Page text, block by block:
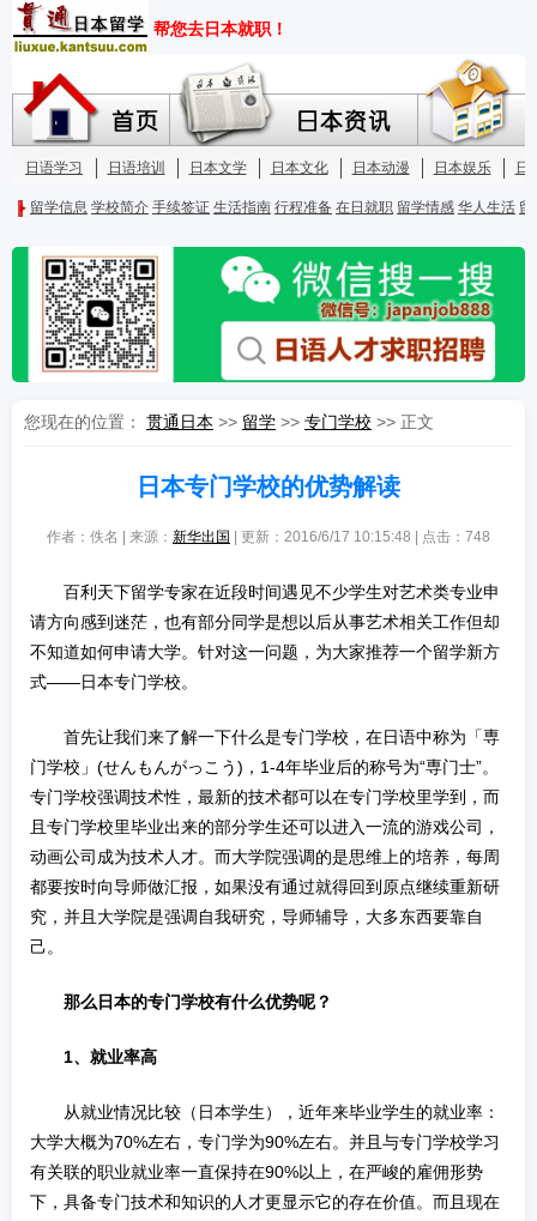
您现在的位置： 贯通日本 >> 留学 >> 专门学校 >> 正文
日本专门学校的优势解读
作者：佚名 | 来源： 新华出国 | 更新：2016/6/17 10:15:48 | 点击： 748
百利天下留学专家在近段时间遇见不少学生对艺术类专业申
请方向感到迷茫，也有部分同学是想以后从事艺术相关工作但却
不知道如何申请大学。针对这一问题，为大家推荐一个留学新方
式——日本专门学校。
首先让我们来了解一下什么是专门学校，在日语中称为「専
门学校」(せんもんがっこう)，1-4年毕业后的称号为“専门士”。
专门学校强调技术性，最新的技术都可以在专门学校里学到，而
且专门学校里毕业出来的部分学生还可以进入一流的游戏公司，
动画公司成为技术人才。而大学院强调的是思维上的培养，每周
都要按时向导师做汇报，如果没有通过就得回到原点继续重新研
究，并且大学院是强调自我研究，导师辅导，大多东西要靠自
己。
那么日本的专门学校有什么优势呢？
1、就业率高
从就业情况比较（日本学生），近年来毕业学生的就业率：
大学大概为70%左右，专门学为90%左右。并且与专门学校学习
有关联的职业就业率一直保持在90%以上，在严峻的雇佣形势
下，具备专门技术和知识的人才更显示它的存在价值。而且现在